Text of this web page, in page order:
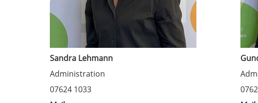
Sandra Lehmann
Administration
07624 1033